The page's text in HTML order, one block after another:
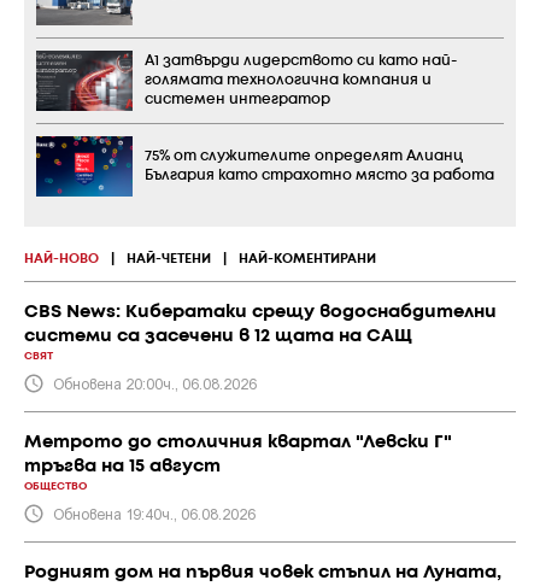
НАЙ-НОВО НАЙ-ЧЕТЕНИ НАЙ-КОМЕНТИРАНИ
CBS News: Кибератаки срещу водоснабдителни
системи са засечени в 12 щата на САЩ
СВЯТ
Обновена 20:00ч., 06.08.2026
Метрото до столичния квартал "Левски Г"
тръгва на 15 август
ОБЩЕСТВО
Обновена 19:40ч., 06.08.2026
Родният дом на първия човек стъпил на Луната,
А1 затвърди лидерството си като най-
голямата технологична компания и
системен интегратор
75% от служителите определят Алианц
България като страхотно място за работа